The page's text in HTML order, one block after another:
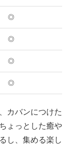
◎
◎
◎
◎
カバンにつけた
ょっとした癒や
し、集める楽し